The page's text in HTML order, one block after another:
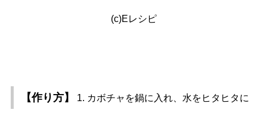
(c)Eレシピ
【作り方】 1. カボチャを鍋に入れ、水をヒタヒタに